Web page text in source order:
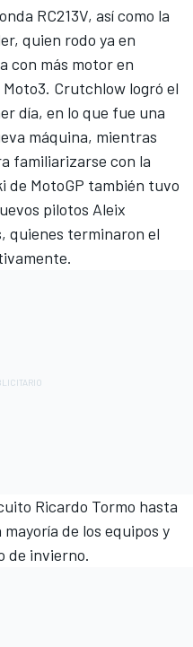
RC213V, así como la
quien rodo ya en
con más motor en
Crutchlow logró el
día, en lo que fue una
máquina, mientras
familiarizarse con la
de MotoGP también tuvo
pilotos Aleix
quienes terminaron el
Ricardo Tormo hasta
de los equipos y
de invierno.